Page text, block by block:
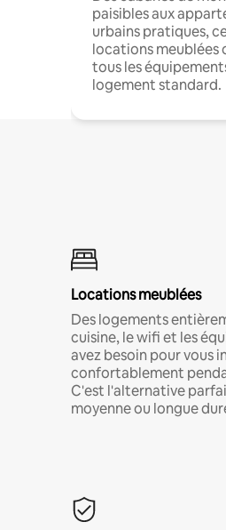
paisibles aux
urbains pratiques,
locations meublées
tous les
logement standard.
Locations meublées
Des logements
cuisine, le wifi et les
avez besoin pour vous
confortablement
C'est l'alternative
moyenne ou longue